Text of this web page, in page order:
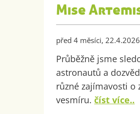
Mise
před 4 měsíci, 22.4.2026
Průběžně jsme
astronautů a
různé zajímavosti o
vesmíru.číst více..